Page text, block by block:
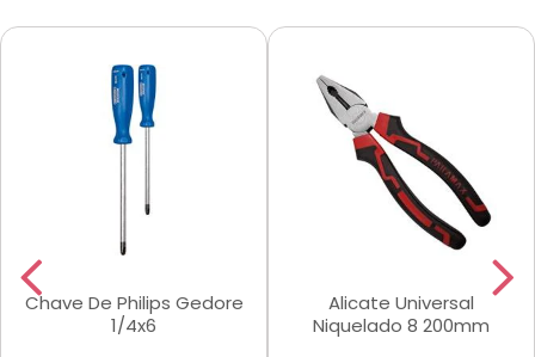
Chave De Philips Gedore
1/4x6
Alicate Universal
Niquelado 8 200mm